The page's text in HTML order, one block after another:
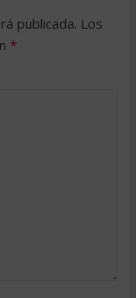
publicada. Los
*